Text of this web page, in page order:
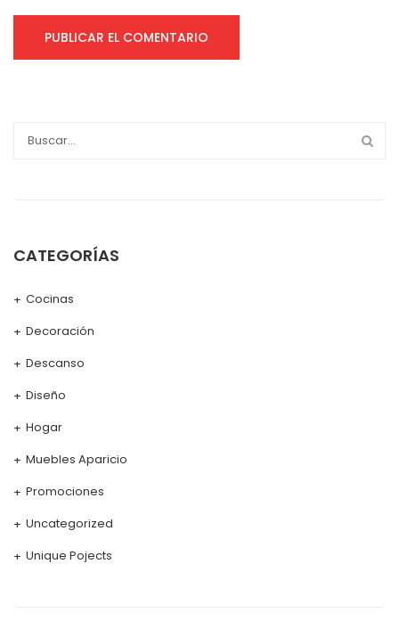
CATEGORÍAS
Cocinas
Decoración
Descanso
Diseño
Hogar
Muebles Aparicio
Promociones
Uncategorized
Unique Pojects